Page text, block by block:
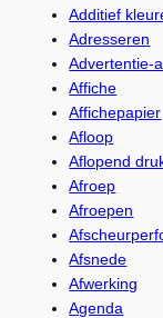
Additief
Adresseren
Advertentie-
Affiche
Affichepapier
Afloop
Aflopend
Afroep
Afroepen
Afsnede
Afwerking
Agenda